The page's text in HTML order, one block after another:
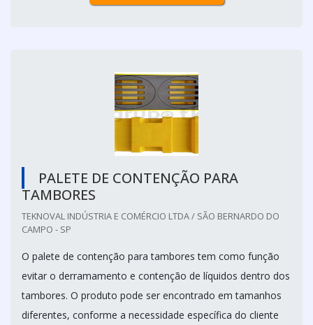
PALETE DE CONTENÇÃO PARA
TAMBORES
TEKNOVAL INDÚSTRIA E COMÉRCIO LTDA / SÃO BERNARDO DO
CAMPO - SP
O palete de contenção para tambores tem como função
evitar o derramamento e contenção de líquidos dentro dos
tambores. O produto pode ser encontrado em tamanhos
diferentes, conforme a necessidade específica do cliente